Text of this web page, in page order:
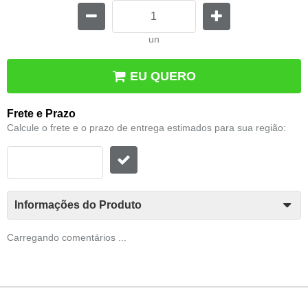
un
EU QUERO
Frete e Prazo
Calcule o frete e o prazo de entrega estimados para sua região:
Informações do Produto
Carregando comentários ...